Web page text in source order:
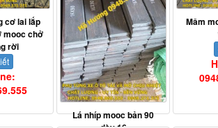
cơ lai lắp
mooc chở
rời
Lá nhíp mooc bản 90
Mâm